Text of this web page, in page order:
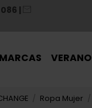
|
MARCAS VERANO
Ropa Mujer